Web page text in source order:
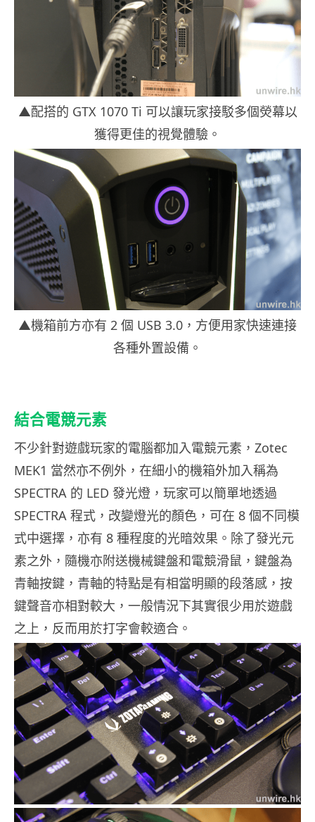
▲配搭的 GTX 1070 Ti 可以讓玩家接駁多個熒幕以
獲得更佳的視覺體驗。
▲機箱前方亦有 2 個 USB 3.0，方便用家快速連接
各種外置設備。
結合電競元素
不少針對遊戲玩家的電腦都加入電競元素，Zotec
MEK1 當然亦不例外，在細小的機箱外加入稱為
SPECTRA 的 LED 發光燈，玩家可以簡單地透過
SPECTRA 程式，改變燈光的顏色，可在 8 個不同模
式中選擇，亦有 8 種程度的光暗效果。除了發光元
素之外，隨機亦附送機械鍵盤和電競滑鼠，鍵盤為
青軸按鍵，青軸的特點是有相當明顯的段落感，按
鍵聲音亦相對較大，一般情況下其實很少用於遊戲
之上，反而用於打字會較適合。